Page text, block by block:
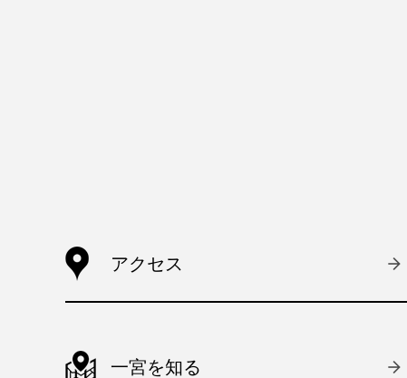
アクセス
一宮を知る